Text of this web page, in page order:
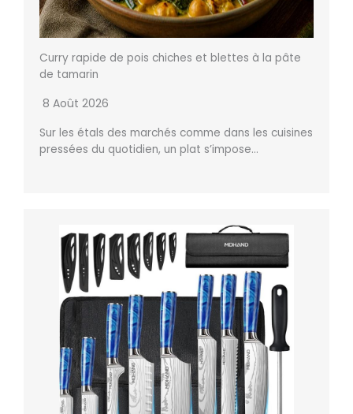
Curry rapide de pois chiches et blettes à la pâte
de tamarin
8 Août 2026
Sur les étals des marchés comme dans les cuisines
pressées du quotidien, un plat s’impose…